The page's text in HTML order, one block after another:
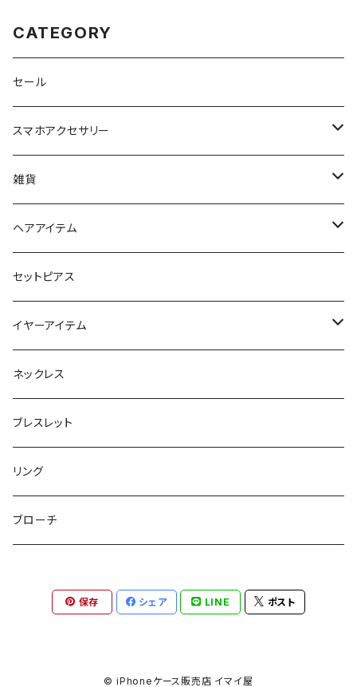
CATEGORY
セール
スマホアクセサリー
iPhoneケース
スマホリング＆グリップ
マルチショルダー
雑貨
ポーチ
マチ付きポーチ
フラットポーチ
etc
スマートキーポーチ
チャーム / カラビナ
ウォレット / 財布
トートバッグ
パスケース
ミラー
ハンドタオル
ヘアアイテム
静電気軽減ヘアブレスレット
ポニーフック
テールクラッチ
シュシュット
キープスタイラー
ヘアピン
ヘアクリップ
セットピアス
イヤーアイテム
ステンレスピアス
ピアス
イヤリング
セットピアス
イヤーカフ
ネックレス
ブレスレット
リング
ブローチ
保存 シェア LINE ポスト
© iPhoneケース販売店 イマイ屋